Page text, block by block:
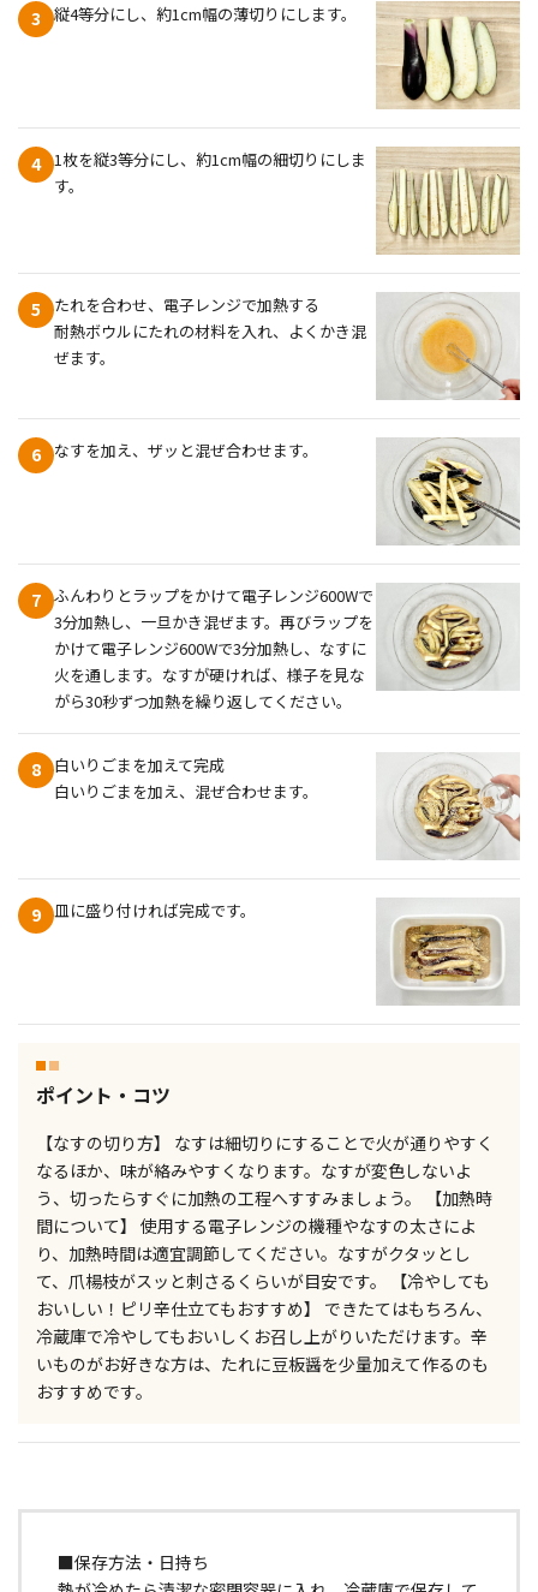
3 縦4等分にし、約1cm幅の薄切りにします。
4
1枚を縦3等分にし、約1cm幅の細切りにしま
す。
5
たれを合わせ、電子レンジで加熱する
耐熱ボウルにたれの材料を入れ、よくかき混
ぜます。
6 なすを加え、ザッと混ぜ合わせます。
7 ふんわりとラップをかけて電子レンジ600Wで
3分加熱し、一旦かき混ぜます。再びラップを
かけて電子レンジ600Wで3分加熱し、なすに
火を通します。なすが硬ければ、様子を見な
がら30秒ずつ加熱を繰り返してください。
8
白いりごまを加えて完成
白いりごまを加え、混ぜ合わせます。
9 皿に盛り付ければ完成です。
ポイント・コツ
【なすの切り方】 なすは細切りにすることで火が通りやすく
なるほか、味が絡みやすくなります。なすが変色しないよ
う、切ったらすぐに加熱の工程へすすみましょう。 【加熱時
間について】 使用する電子レンジの機種やなすの太さによ
り、加熱時間は適宜調節してください。なすがクタッとし
て、爪楊枝がスッと刺さるくらいが目安です。 【冷やしても
おいしい！ピリ辛仕立てもおすすめ】 できたてはもちろん、
冷蔵庫で冷やしてもおいしくお召し上がりいただけます。辛
いものがお好きな方は、たれに豆板醤を少量加えて作るのも
おすすめです。
■保存方法・日持ち